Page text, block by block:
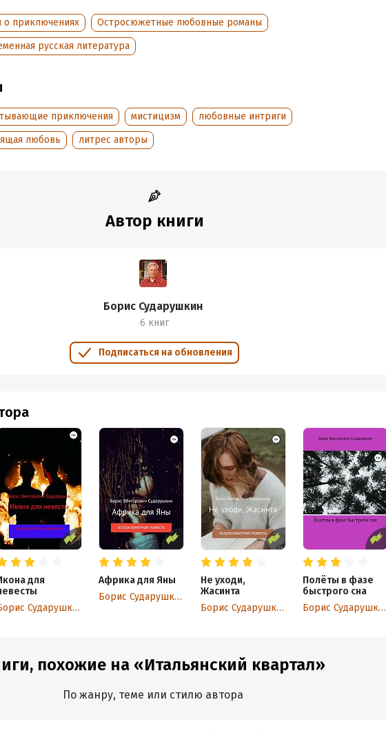
2024
12 октября 2018
о приключениях
Остросюжетные любовные романы
русская литература
приключения мистицизм
любовные интриги
любовь
литрес авторы
Автор книги
Борис Сударушкин
6 книг
Подписаться на обновления
для
Борис Сударушкин
Африка для Яны
Борис Сударушкин
Не уходи,
Жасинта
Борис Сударушкин
Полёты в фазе
быстрого сна
Борис Сударушкин
похожие на «Итальянский квартал»
По жанру, теме или стилю автора